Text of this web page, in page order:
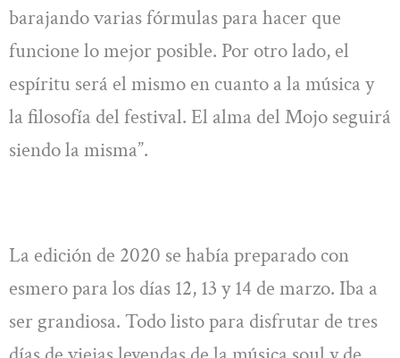
barajando varias fórmulas para hacer que
funcione lo mejor posible. Por otro lado, el
espíritu será el mismo en cuanto a la música y
la filosofía del festival. El alma del Mojo seguirá
siendo la misma”.
La edición de 2020 se había preparado con
esmero para los días 12, 13 y 14 de marzo. Iba a
ser grandiosa. Todo listo para disfrutar de tres